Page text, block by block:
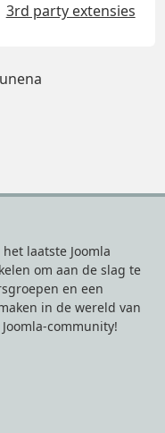
3rd party extensies
laatste Joomla
om aan de slag te
en een
in de wereld van
community!